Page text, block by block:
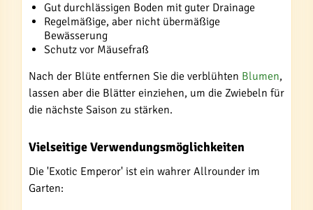
Gut durchlässigen Boden mit guter Drainage
Regelmäßige, aber nicht übermäßige
Bewässerung
Schutz vor Mäusefraß
Nach der Blüte entfernen Sie die verblühten Blumen,
lassen aber die Blätter einziehen, um die Zwiebeln für
die nächste Saison zu stärken.
Vielseitige Verwendungsmöglichkeiten
Die 'Exotic Emperor' ist ein wahrer Allrounder im
Garten: